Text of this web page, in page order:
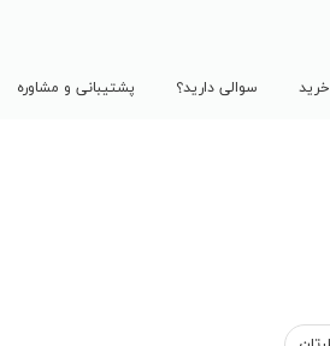
سوالی دارید؟ پشتیبانی و مشاوره